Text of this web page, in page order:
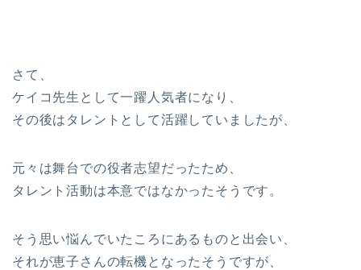
さて、
ケイコ先生として一躍人気者になり、
その後はタレントとして活躍していましたが、
元々は舞台での役者志望だったため、
タレント活動は本意ではなかったそうです。
そう思い悩んでいたころにあるものと出会い、
それが恵子さんの転機となったそうですが、